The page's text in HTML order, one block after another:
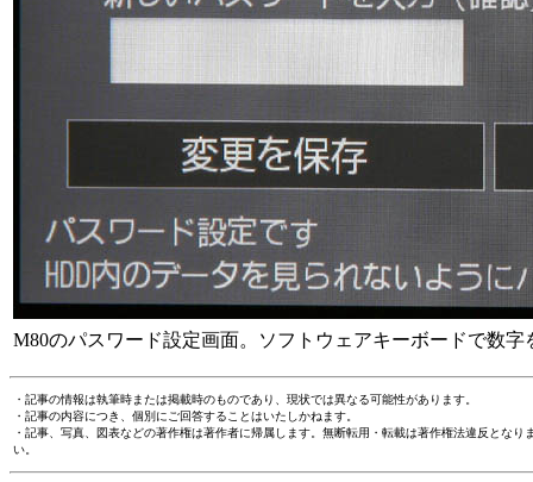
M80のパスワード設定画面。ソフトウェアキーボードで数字
・記事の情報は執筆時または掲載時のものであり、現状では異なる可能性があります。
・記事の内容につき、個別にご回答することはいたしかねます。
・記事、写真、図表などの著作権は著作者に帰属します。無断転用・転載は著作権法違反とな
い。